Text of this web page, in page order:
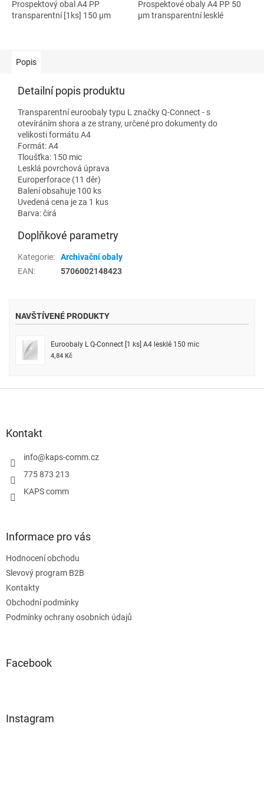
Prospektový obal A4 PP
transparentní [1ks] 150 µm
Prospektové obaly A4 PP 50
µm transparentní lesklé
Popis
Detailní popis produktu
Transparentní euroobaly typu L značky Q-Connect - s
otevíráním shora a ze strany, určené pro dokumenty do
velikosti formátu A4
Formát: A4
Tloušťka: 150 mic
Lesklá povrchová úprava
Europerforace (11 děr)
Balení obsahuje 100 ks
Uvedená cena je za 1 kus
Barva: čirá
Doplňkové parametry
Kategorie:
Archivační obaly
EAN: 5706002148423
NAVŠTÍVENÉ PRODUKTY
Euroobaly L Q-Connect [1 ks] A4 lesklé 150 mic
4,84 Kč
Kontakt
info@kaps-comm.cz
775 873 213
KAPS comm
Informace pro vás
Hodnocení obchodu
Slevový program B2B
Kontakty
Obchodní podmínky
Podmínky ochrany osobních údajů
Facebook
Instagram